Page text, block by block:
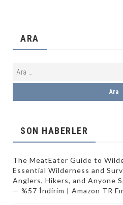
ARA
SON HABERLER
The MeatEater Guide to
Essential Wilderness and
Anglers, Hikers, and Anyone
— %57 İndirim | Amazon TR